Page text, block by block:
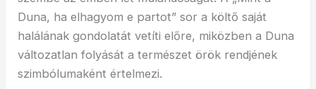
Duna, ha elhagyom e partot” sor a költő saját
halálának gondolatát vetíti előre, miközben a Duna
változatlan folyását a természet örök rendjének
szimbólumaként értelmezi.